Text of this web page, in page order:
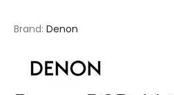
Brand: Denon